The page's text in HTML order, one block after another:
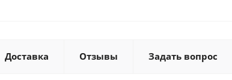
Доставка Отзывы Задать вопрос